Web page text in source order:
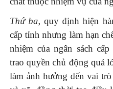
Thứ ba, quy định hiện
cấp tỉnh nhưng làm hạn
nhiệm của ngân sách
trao quyền chủ động quá
làm ảnh hưởng đến vai trò